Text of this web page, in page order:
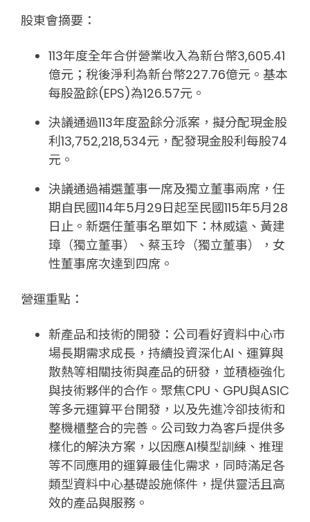
股東會摘要：
113年度全年合併營業收入為新台幣3,605.41
億元；稅後淨利為新台幣227.76億元。基本
每股盈餘(EPS)為126.57元。
決議通過113年度盈餘分派案，擬分配現金股
利13,752,218,534元，配發現金股利每股74
元。
決議通過補選董事一席及獨立董事兩席，任
期自民國114年5月29日起至民國115年5月28
日止。新選任董事名單如下：林威遠、黃建
璋（獨立董事）、蔡玉玲（獨立董事），女
性董事席次達到四席。
營運重點：
新產品和技術的開發：公司看好資料中心市
場長期需求成長，持續投資深化AI、運算與
散熱等相關技術與產品的研發，並積極強化
與技術夥伴的合作。聚焦CPU、GPU與ASIC
等多元運算平台開發，以及先進冷卻技術和
整機櫃整合的完善。公司致力為客戶提供多
樣化的解決方案，以因應AI模型訓練、推理
等不同應用的運算最佳化需求，同時滿足各
類型資料中心基礎設施條件，提供靈活且高
效的產品與服務。